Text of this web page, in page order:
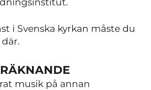
i Svenska kyrkan måste du
musik på annan